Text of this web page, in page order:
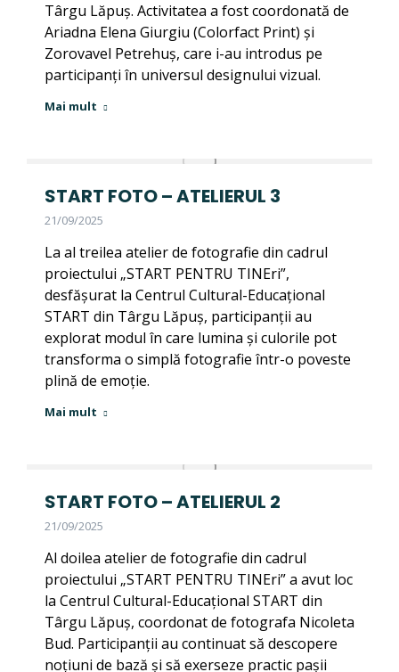
Târgu Lăpuș. Activitatea a fost coordonată de
Ariadna Elena Giurgiu (Colorfact Print) și
Zorovavel Petrehuș, care i-au introdus pe
participanți în universul designului vizual.
Mai mult
START FOTO – ATELIERUL 3
21/09/2025
La al treilea atelier de fotografie din cadrul
proiectului „START PENTRU TINEri”,
desfășurat la Centrul Cultural-Educațional
START din Târgu Lăpuș, participanții au
explorat modul în care lumina și culorile pot
transforma o simplă fotografie într-o poveste
plină de emoție.
Mai mult
START FOTO – ATELIERUL 2
21/09/2025
Al doilea atelier de fotografie din cadrul
proiectului „START PENTRU TINEri” a avut loc
la Centrul Cultural-Educațional START din
Târgu Lăpuș, coordonat de fotografa Nicoleta
Bud. Participanții au continuat să descopere
noțiuni de bază și să exerseze practic pașii